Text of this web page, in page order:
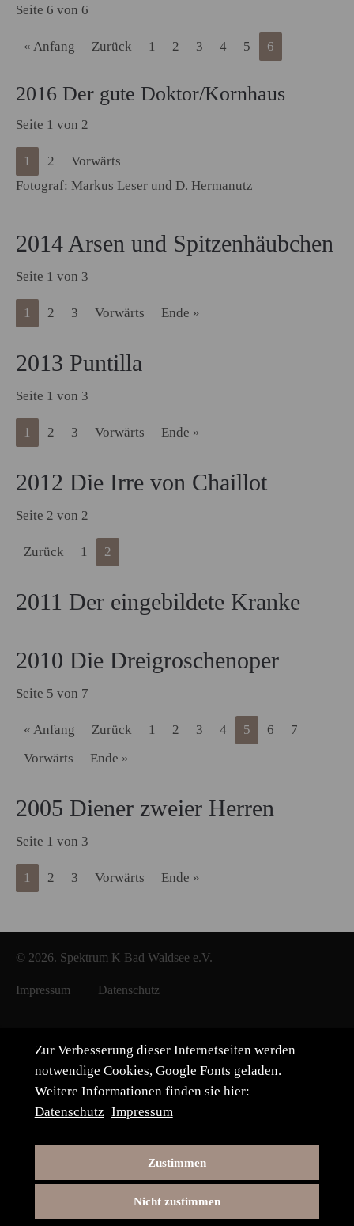
Seite 6 von 6
« Anfang Zurück 1 2 3 4 5 6
2016 Der gute Doktor/Kornhaus
Seite 1 von 2
1 2
Vorwärts
Fotograf: Markus Leser und D. Hermanutz
2014 Arsen und Spitzenhäubchen
Seite 1 von 3
1 2 3 Vorwärts Ende »
2013 Puntilla
Seite 1 von 3
1 2 3 Vorwärts Ende »
2012 Die Irre von Chaillot
Seite 2 von 2
Zurück 1 2
2011 Der eingebildete Kranke
2010 Die Dreigroschenoper
Seite 5 von 7
« Anfang Zurück 1 2 3 4 5 6
7
Vorwärts
Ende »
2005 Diener zweier Herren
Seite 1 von 3
1 2 3 Vorwärts Ende »
© 2026. Spektrum K Bad Waldsee e.V.
Impressum Datenschutz
Zur Verbesserung dieser Internetseiten werden
notwendige Cookies, Google Fonts geladen.
Weitere Informationen finden sie hier:
Datenschutz Impressum
Zustimmen
Nicht zustimmen